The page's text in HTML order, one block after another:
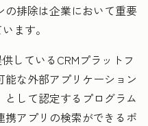
排除は企業において重要
ます。
しているCRMプラットフ
な外部アプリケーション
して認定するプログラム
アプリの検索ができるポ